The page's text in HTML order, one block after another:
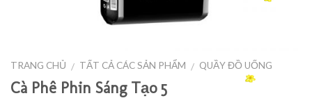
TRANG CHỦ / TẤT CẢ CÁC SẢN PHẨM / QUẦY ĐỒ UỐNG
Cà Phê Phin Sáng Tạo 5